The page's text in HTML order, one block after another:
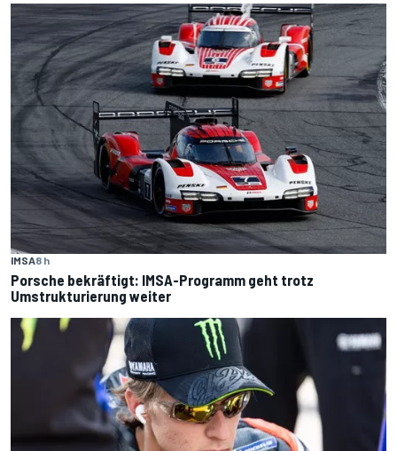
IMSA8 h
Porsche bekräftigt: IMSA-Programm geht trotz
Umstrukturierung weiter